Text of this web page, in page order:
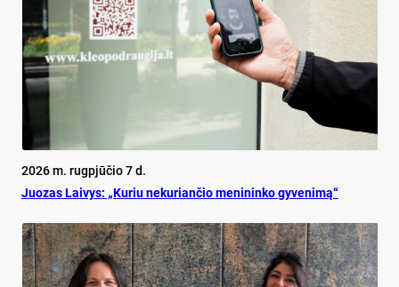
2026 m. rugpjūčio 7 d.
Juo­zas Lai­vys: „Ku­riu ne­ku­rian­čio me­ni­nin­ko gy­ve­ni­mą“